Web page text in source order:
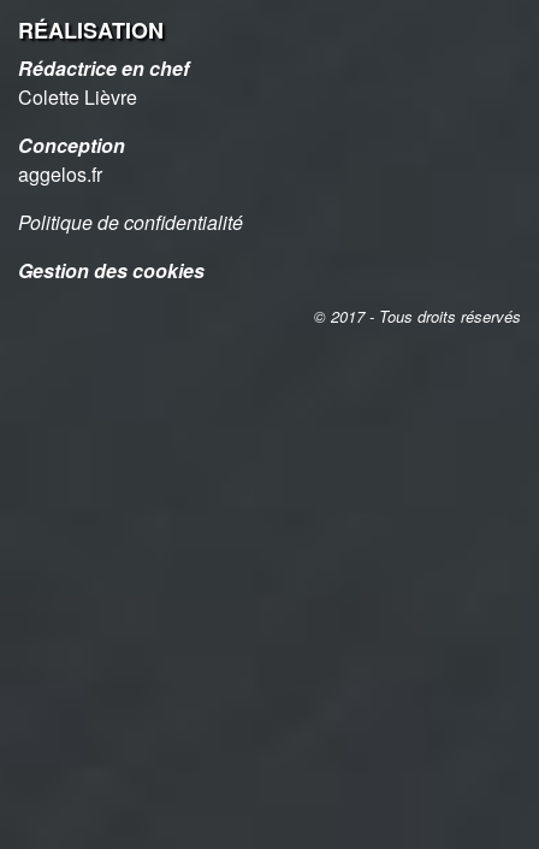
RÉALISATION
Rédactrice en chef
Colette Lièvre
Conception
aggelos.fr
Politique de confidentialité
Gestion des cookies
© 2017 - Tous droits réservés